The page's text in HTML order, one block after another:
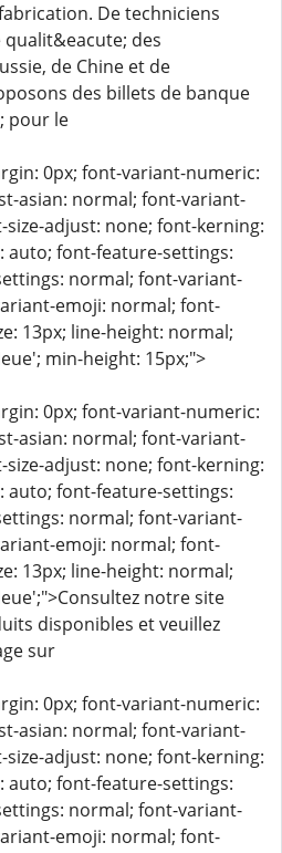
De techniciens
des
de Chine et de
des billets de banque
pour le
0px; font-variant-numeric:
asian: normal; font-variant-
adjust: none; font-kerning:
auto; font-feature-settings:
normal; font-variant-
emoji: normal; font-
13px; line-height: normal;
min-height: 15px;">
0px; font-variant-numeric:
asian: normal; font-variant-
adjust: none; font-kerning:
auto; font-feature-settings:
normal; font-variant-
emoji: normal; font-
13px; line-height: normal;
notre site
disponibles et veuillez
sur
0px; font-variant-numeric:
asian: normal; font-variant-
adjust: none; font-kerning:
auto; font-feature-settings:
normal; font-variant-
emoji: normal; font-